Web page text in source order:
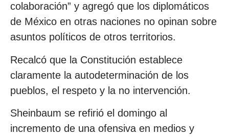
colaboración” y agregó que los diplomáticos
de México en otras naciones no opinan sobre
asuntos políticos de otros territorios.
Recalcó que la Constitución establece
claramente la autodeterminación de los
pueblos, el respeto y la no intervención.
Sheinbaum se refirió el domingo al
incremento de una ofensiva en medios y